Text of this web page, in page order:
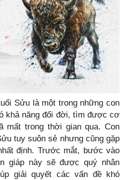
Sửu là một trong những con
khả năng đổi đời, tìm được cơ
mất trong thời gian qua. Con
tuy suôn sẻ nhưng cũng gặp
định. Trước mắt, bước vào
giáp này sẽ được quý nhân
giải quyết các vấn đề khó